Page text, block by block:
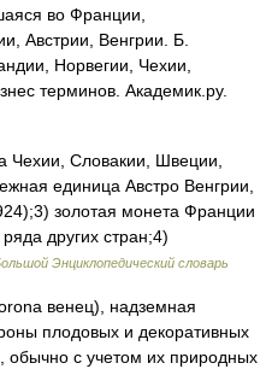
во Франции,
Австрии, Венгрии. Б.
Норвегии, Чехии,
терминов. Академик.ру.
Чехии, Словакии, Швеции,
единица Австро Венгрии,
золотая монета Франции
других стран;4)
Энциклопедический словарь
венец), надземная
плодовых и декоративных
обычно с учетом их природных